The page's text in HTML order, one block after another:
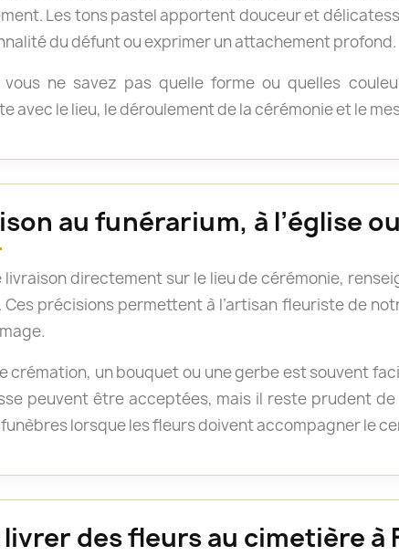
Les tons pastel apportent douceur et
du défunt ou exprimer un attachement profond.
vous ne savez pas quelle forme ou quelles
avec le lieu, le déroulement de la cérémonie et le
au funérarium, à l’église
livraison directement sur le lieu de cérémonie,
Ces précisions permettent à l’artisan fleuriste de
crémation, un bouquet ou une gerbe est souvent
peuvent être acceptées, mais il reste prudent
lorsque les fleurs doivent accompagner le
livrer des fleurs au cimetière à